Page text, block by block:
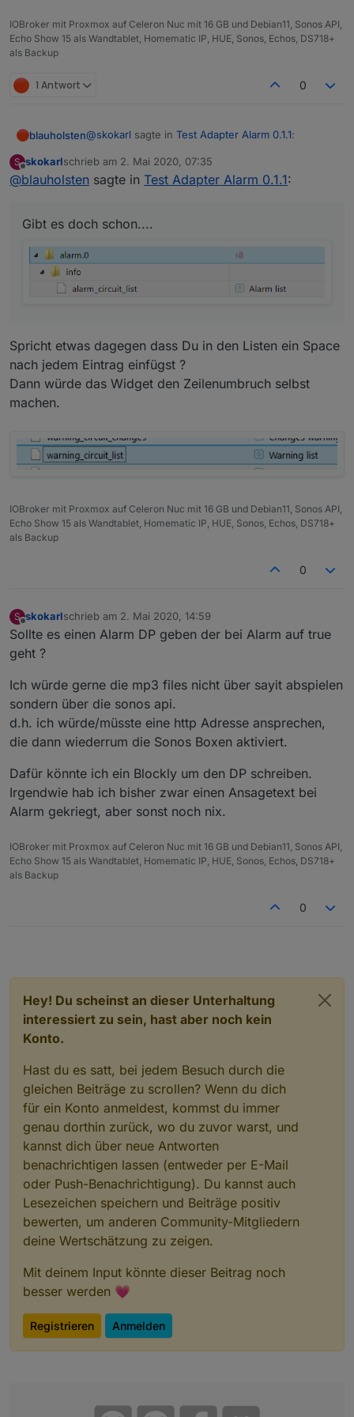
IOBroker mit Proxmox auf Celeron Nuc mit 16 GB und Debian11, Sonos API,
Echo Show 15 als Wandtablet, Homematic IP, HUE, Sonos, Echos, DS718+
als Backup
1 Antwort 0
blauholsten@skokarl sagte in Test Adapter Alarm 0.1.1:
@blauholstensagte inTest Adapter Alarm
kann ich nicht versprechen, alles
Versuche jedoch mein bestes.
Ich hätte nicht viele Alarm Kontakte, aber
vielleicht doch ein paar.
Das erste was ich mir wünsche würde, wäre
eine Liste aller aktueller angesprochener
was für Dich einfach zu realisieren wäre.
Hintergrund ist, dass man dann z.B. in einem
Widget darstellen kann welche und wieviele
abgefagt werden müssen.
S
Offline
skokarlschrieb am 2. Mai 2020, 07:35
zuletzt editiert von
@blauholsten sagte in Test Adapter Alarm 0.1.1:
Gibt es doch schon....
Spricht etwas dagegen dass Du in den Listen ein Space
nach jedem Eintrag einfügst ?
Dann würde das Widget den Zeilenumbruch selbst
machen.
IOBroker mit Proxmox auf Celeron Nuc mit 16 GB und Debian11, Sonos API,
Echo Show 15 als Wandtablet, Homematic IP, HUE, Sonos, Echos, DS718+
als Backup
0
S
Offline
skokarlschrieb am 2. Mai 2020, 14:59
zuletzt editiert von
Sollte es einen Alarm DP geben der bei Alarm auf true
geht ?
Ich würde gerne die mp3 files nicht über sayit abspielen
sondern über die sonos api.
d.h. ich würde/müsste eine http Adresse ansprechen,
die dann wiederrum die Sonos Boxen aktiviert.
Dafür könnte ich ein Blockly um den DP schreiben.
Irgendwie hab ich bisher zwar einen Ansagetext bei
Alarm gekriegt, aber sonst noch nix.
IOBroker mit Proxmox auf Celeron Nuc mit 16 GB und Debian11, Sonos API,
Echo Show 15 als Wandtablet, Homematic IP, HUE, Sonos, Echos, DS718+
als Backup
0
Hey! Du scheinst an dieser Unterhaltung
interessiert zu sein, hast aber noch kein
Konto.
Hast du es satt, bei jedem Besuch durch die
gleichen Beiträge zu scrollen? Wenn du dich
für ein Konto anmeldest, kommst du immer
genau dorthin zurück, wo du zuvor warst, und
kannst dich über neue Antworten
benachrichtigen lassen (entweder per E-Mail
oder Push-Benachrichtigung). Du kannst auch
Lesezeichen speichern und Beiträge positiv
bewerten, um anderen Community-Mitgliedern
deine Wertschätzung zu zeigen.
Mit deinem Input könnte dieser Beitrag noch
besser werden 💗
Registrieren Anmelden